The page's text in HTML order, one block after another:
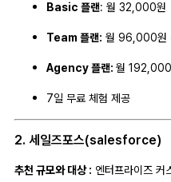
Basic 플랜: 월 32,000원
Team 플랜: 월 96,000원
Agency 플랜: 월
7일 무료 체험 제공
2. 세일즈포스(salesforce)
추천 규모와 대상 : 엔터프라이즈